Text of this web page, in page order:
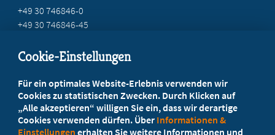
+49 30 746846-0
+49 30 746846-45
Ihr Landesverband berät Sie!
Ansprechpartner
Cookie-Einstellungen
Für ein optimales Website-Erlebnis verwenden wir
Cookies zu statistischen Zwecken. Durch Klicken auf
„Alle akzeptieren“ willigen Sie ein, dass wir derartige
Cookies verwenden dürfen. Über Informationen &
Einstellungen erhalten Sie weitere Informationen und